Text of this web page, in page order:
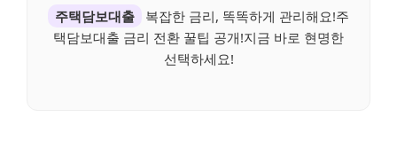
주택담보대출
복잡한 금리, 똑똑하게 관리해요!주
택담보대출 금리 전환 꿀팁 공개!지금 바로 현명한
선택하세요!